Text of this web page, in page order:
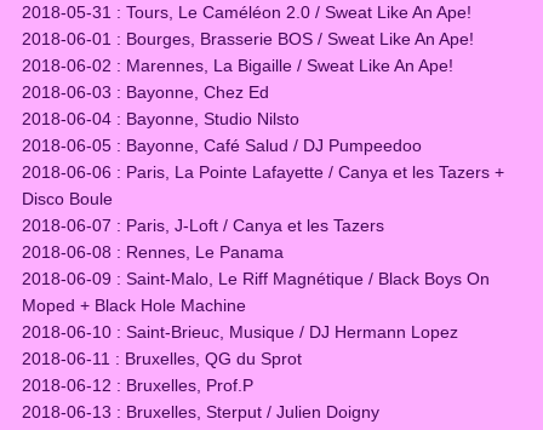
2018-05-31 : Tours, Le Caméléon 2.0 / Sweat Like An Ape!
2018-06-01 : Bourges, Brasserie BOS / Sweat Like An Ape!
2018-06-02 : Marennes, La Bigaille / Sweat Like An Ape!
2018-06-03 : Bayonne, Chez Ed
2018-06-04 : Bayonne, Studio Nilsto
2018-06-05 : Bayonne, Café Salud / DJ Pumpeedoo
2018-06-06 : Paris, La Pointe Lafayette / Canya et les Tazers +
Disco Boule
2018-06-07 : Paris, J-Loft / Canya et les Tazers
2018-06-08 : Rennes, Le Panama
2018-06-09 : Saint-Malo, Le Riff Magnétique / Black Boys On
Moped + Black Hole Machine
2018-06-10 : Saint-Brieuc, Musique / DJ Hermann Lopez
2018-06-11 : Bruxelles, QG du Sprot
2018-06-12 : Bruxelles, Prof.P
2018-06-13 : Bruxelles, Sterput / Julien Doigny